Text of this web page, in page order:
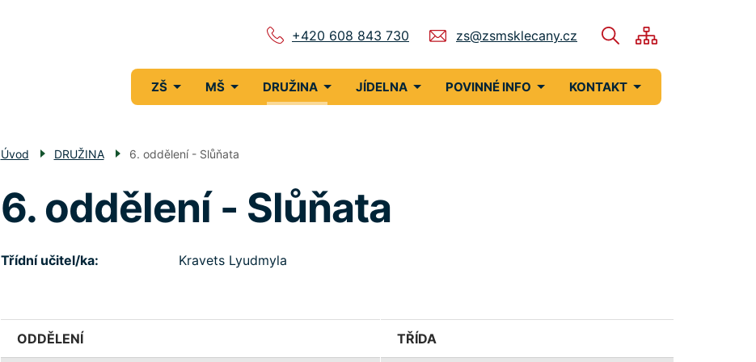
+420 608 843 730 zs@zsmsklecany.cz
Menu
ZŠ MŠ DRUŽINA JÍDELNA POVINNÉ INFO KONTAKT
Úvod DRUŽINA 6. oddělení - Slůňata
6. oddělení - Slůňata
Třídní učitel/ka Kravets Lyudmyla
ODDĚLENÍ TŘÍDA